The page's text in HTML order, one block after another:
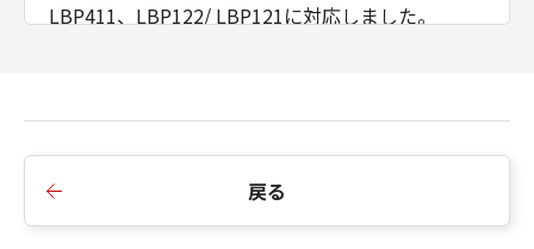
LBP411、LBP122/ LBP121に対応しました。
■Ver.2.10
1.新規掲載
戻る